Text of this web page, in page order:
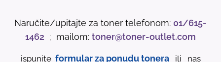
Naručite/upitajte za toner telefonom: 01/615-
1462 ; mailom: toner@toner-outlet.com
ispunite formular za ponudu tonera ili nas